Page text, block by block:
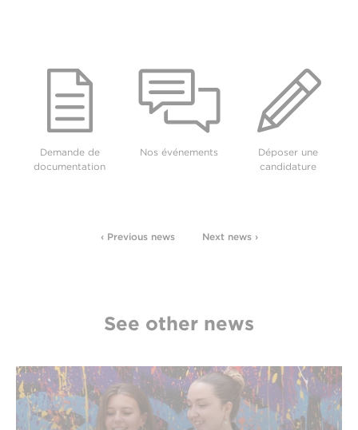
Demande de
documentation
Nos événements
Déposer une
candidature
‹ Previous news Next news ›
See other news